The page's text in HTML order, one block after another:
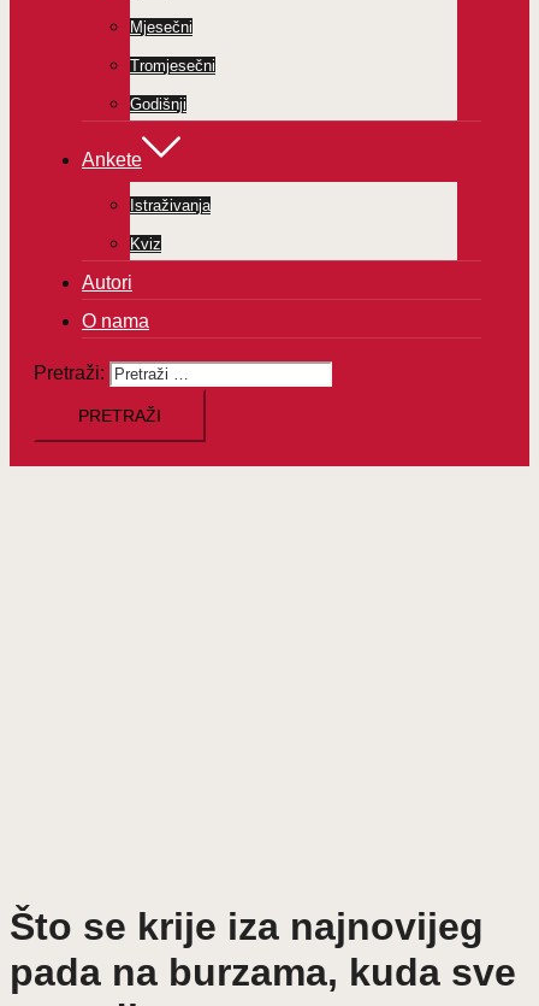
Mjesečni
Tromjesečni
Godišnji
Ankete
Istraživanja
Kviz
Autori
O nama
Pretraži:
Što se krije iza najnovijeg
pada na burzama, kuda sve